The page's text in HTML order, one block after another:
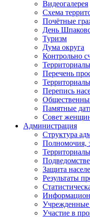
Видеогалерея
Схема
Почётные
День
Туризм
Дума округа
Контрольно
Перечень
Перепись
Памятные
Совет
Администрация
Структура
Полномочия,
Защита
Результаты
Участие в